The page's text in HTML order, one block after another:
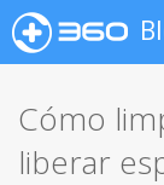
Cómo
liberar